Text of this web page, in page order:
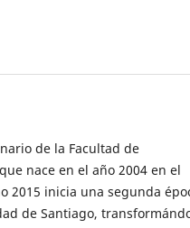
de la Facultad de
nace en el año 2004 en el
2015 inicia una segunda
de Santiago,